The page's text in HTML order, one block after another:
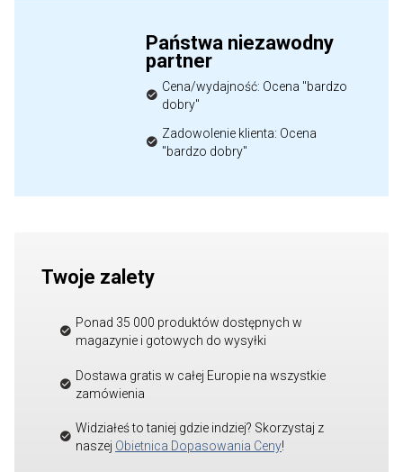
Państwa niezawodny
partner
Cena/wydajność: Ocena "bardzo
dobry"
Zadowolenie klienta: Ocena
"bardzo dobry"
Twoje zalety
Ponad 35 000 produktów dostępnych w
magazynie i gotowych do wysyłki
Dostawa gratis w całej Europie na wszystkie
zamówienia
Widziałeś to taniej gdzie indziej? Skorzystaj z
naszej Obietnica Dopasowania Ceny!